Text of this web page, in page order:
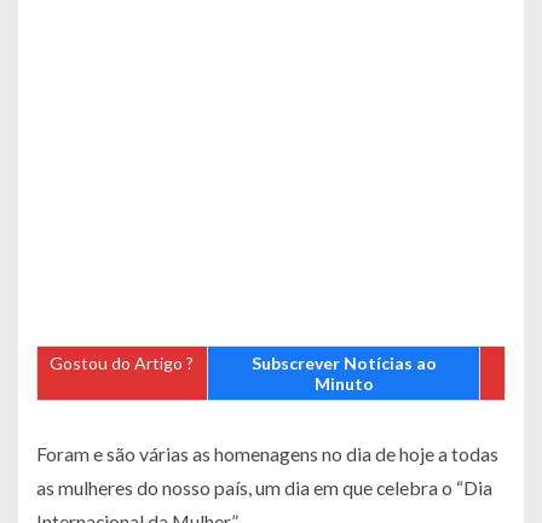
Gostou do Artigo ?
Subscrever Notícias ao
Minuto
Foram e são várias as homenagens no dia de hoje a todas
as mulheres do nosso país, um dia em que celebra o “Dia